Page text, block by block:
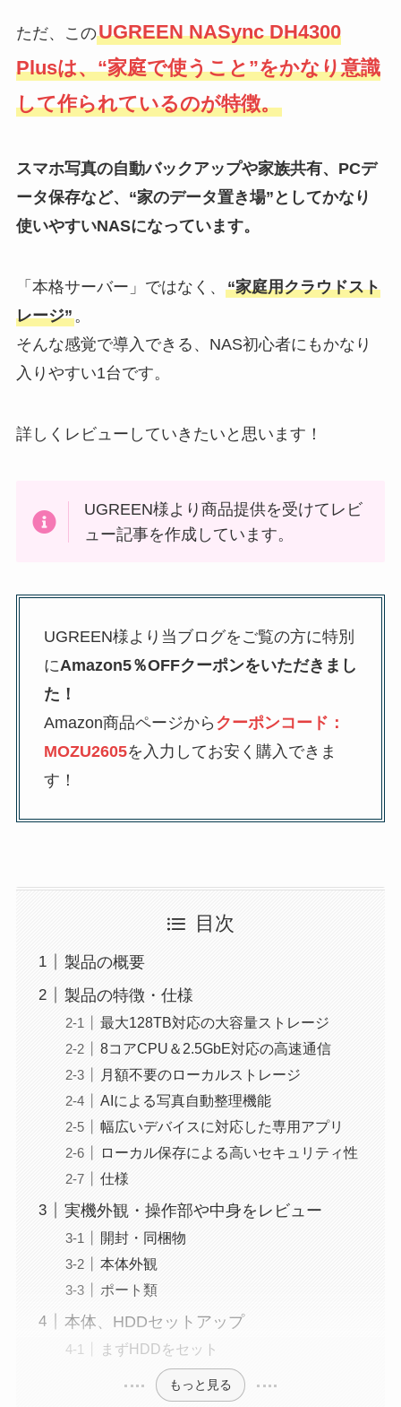
ただ、このUGREEN NASync DH4300
Plusは、“家庭で使うこと”をかなり意識
して作られているのが特徴。
スマホ写真の自動バックアップや家族共有、PCデ
ータ保存など、“家のデータ置き場”としてかなり
使いやすいNASになっています。
「本格サーバー」ではなく、 “家庭用クラウドスト
レージ”。
そんな感覚で導入できる、NAS初心者にもかなり
入りやすい1台です。
詳しくレビューしていきたいと思います！
UGREEN様より商品提供を受けてレビ
ュー記事を作成しています。
UGREEN様より当ブログをご覧の方に特別
にAmazon5％OFFクーポンをいただきまし
た！
Amazon商品ページから クーポンコード：
MOZU2605を入力してお安く購入できま
す！
目次
製品の概要
製品の特徴・仕様
最大128TB対応の大容量ストレージ
8コアCPU＆2.5GbE対応の高速通信
月額不要のローカルストレージ
AIによる写真自動整理機能
幅広いデバイスに対応した専用アプリ
ローカル保存による高いセキュリティ性
仕様
実機外観・操作部や中身をレビュー
開封・同梱物
本体外観
ポート類
本体、HDDセットアップ
まずHDDをセット
もっと見る